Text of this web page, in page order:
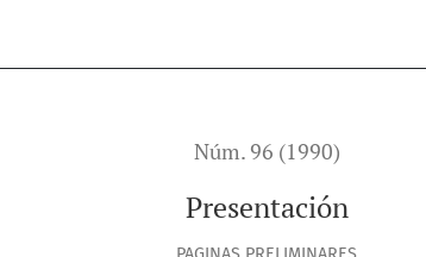
Núm. 96 (1990)
Presentación